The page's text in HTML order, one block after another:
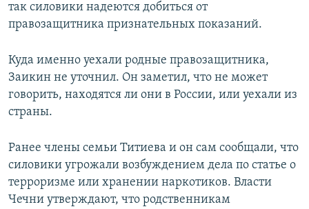
так силовики надеются добиться от
правозащитника признательных показаний.
Куда именно уехали родные правозащитника,
Заикин не уточнил. Он заметил, что не может
говорить, находятся ли они в России, или уехали из
страны.
Ранее члены семьи Титиева и он сам сообщали, что
силовики угрожали возбуждением дела по статье о
терроризме или хранении наркотиков. Власти
Чечни утверждают, что родственникам